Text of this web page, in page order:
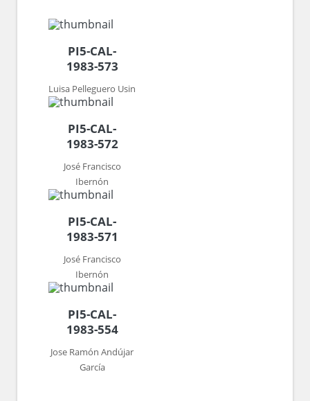
PI5-CAL-
1983-573
Luisa Pelleguero Usin
PI5-CAL-
1983-572
José Francisco
Ibernón
PI5-CAL-
1983-571
José Francisco
Ibernón
PI5-CAL-
1983-554
Jose Ramón Andújar
García